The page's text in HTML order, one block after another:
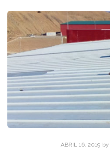
Etiqueta:
oveja
ovino
ABRIL16. 2019 by